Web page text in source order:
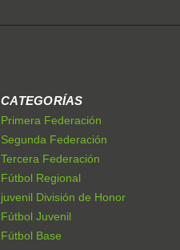
CATEGORÍAS
Primera Federación
Segunda Federación
Tercera Federación
Fútbol Regional
juvenil División de Honor
Fútbol Juvenil
Fútbol Base